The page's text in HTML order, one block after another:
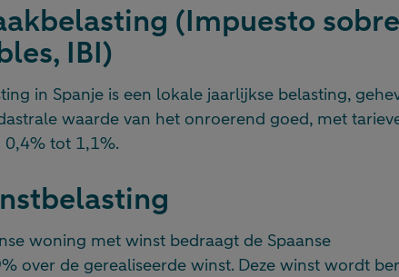
(Impuesto sobre
IBI)
in Spanje is een lokale jaarlijkse belasting,
waarde van het onroerend goed, met
0,4% tot 1,1%.
woning met winst bedraagt de Spaanse
over de gerealiseerde winst. Deze winst wordt